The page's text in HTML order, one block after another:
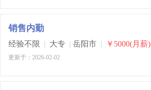
销售内勤
经验不限 | 大专 | 岳阳市 | ￥5000(月薪)
更新于：2026-02-02